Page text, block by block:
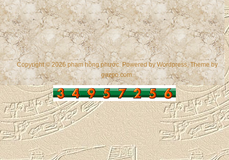
Copyright © 2026 phạm hồng phước. Powered byWordpress, Theme by
gazpo.com.